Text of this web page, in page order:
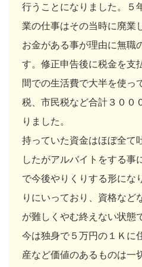
行うことになりました。５
業の仕事はその当時に廃業
お金がある事が理由に無職
す。修正申告後に税金を支
間での生活費で大半を使っ
税、市民税など合計３００
りました。
持っていた資金はほぼ全て
したがアルバイトをする事
で今後やりくりする形にな
りにいっており、資格など
が難しくやむ終えない状態
今は独身で５万円の１Ｋに
産など価値のあるものは一